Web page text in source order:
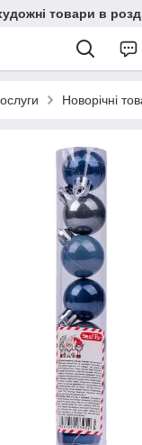
товари в
Новорічні